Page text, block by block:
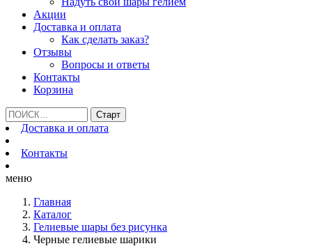
Акции
Доставка и оплата
Как сделать заказ?
Отзывы
Вопросы и ответы
Контакты
Корзина
Доставка и оплата
Контакты
меню
Главная
Каталог
Гелиевые шары без рисунка
Черные гелиевые шарики